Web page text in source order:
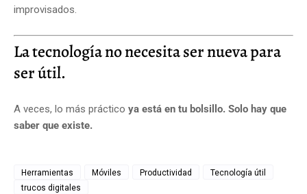
improvisados.
La tecnología no necesita ser nueva para
ser útil.
A veces, lo más práctico ya está en tu bolsillo. Solo hay que
saber que existe.
Herramientas Móviles Productividad
Tecnología útil
trucos digitales